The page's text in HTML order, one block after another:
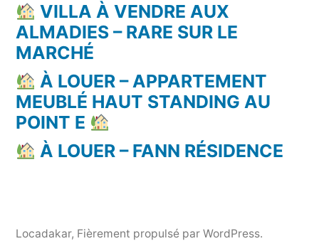
VILLA À VENDRE AUX
ALMADIES – RARE SUR LE
MARCHÉ
À LOUER – APPARTEMENT
MEUBLÉ HAUT STANDING AU
POINT E
À LOUER – FANN RÉSIDENCE
Locadakar, Fièrement propulsé par WordPress.